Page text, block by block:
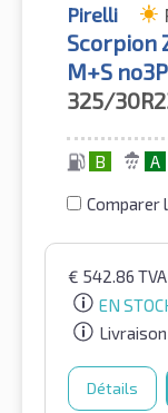
Pirelli
Scorpion
M+S
325/
B A
Comparer
€ 542.86
EN
Détails